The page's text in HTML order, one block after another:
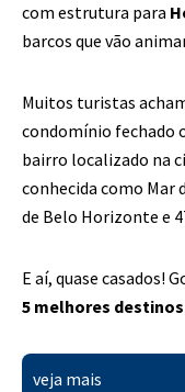
com estrutura para
barcos que vão
Muitos turistas
condomínio fechado
bairro localizado na
conhecida como Mar
de Belo Horizonte e
E aí, quase casados!
5 melhores
veja mais